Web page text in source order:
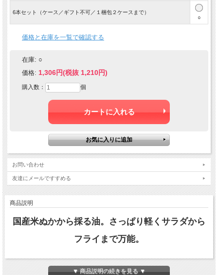
6本セット（ケース／ギフト不可／１梱包２ケースまで）
○
価格と在庫を一覧で確認する
在庫: ○
価格: 1,306円(税抜 1,210円)
購入数： 個
お問い合わせ
友達にメールですすめる
商品説明
国産米ぬかから採る油。さっぱり軽くサラダから
フライまで万能。
▼ 商品説明の続きを見る ▼